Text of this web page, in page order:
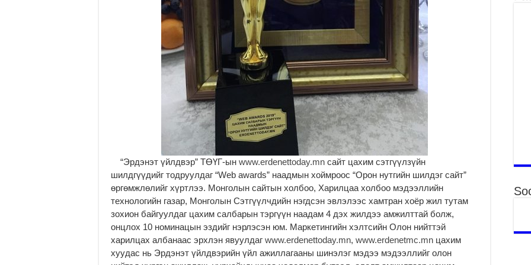
“Эрдэнэт үйлдвэр” ТӨҮГ-ын www.erdenettoday.mn сайт цахим сэтгүүлзүйн
шилдгүүдийг тодруулдаг “Web awards” наадмын хоймроос “Орон нутгийн шилдэг сайт”
өргөмжлөлийг хүртлээ. Монголын сайтын холбоо, Харилцаа холбоо мэдээллийн
технологийн газар, Монголын Сэтгүүлчдийн нэгдсэн эвлэлээс хамтран хоёр жил тутам
зохион байгуулдаг цахим салбарын тэргүүн наадам 4 дэх жилдээ амжилттай болж,
онцлох 10 номинацын эздийг нэрлэсэн юм. Маркетингийн хэлтсийн Олон нийттэй
харилцах албанаас эрхлэн явуулдаг www.erdenettoday.mn, www.erdenetmc.mn цахим
хуудас нь Эрдэнэт үйлдвэрийн үйл ажиллагааны шинэлэг мэдээ мэдээллийг олон